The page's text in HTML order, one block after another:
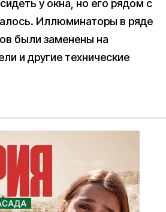
у окна, но его рядом с
Иллюминаторы в ряде
были заменены на
и другие технические